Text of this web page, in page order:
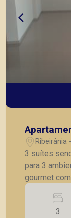
Ribeirânia
3 suítes
para 3
gourmet
copa,
para
3